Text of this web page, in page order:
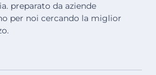
preparato da aziende
per noi cercando la miglior